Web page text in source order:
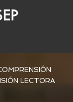
LECTORA